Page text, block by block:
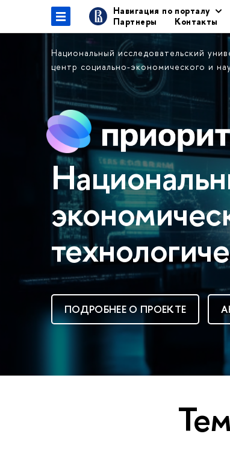
Навигация по порталу
Партнеры
Контакты
Национальный исследовательский
центр социально-экономического и
ПОДРОБНЕЕ О ПРОЕКТЕ